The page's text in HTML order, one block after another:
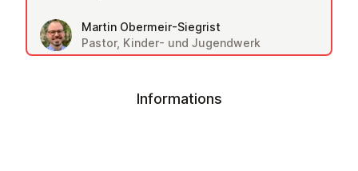
Martin Obermeir-Siegrist
Pastor, Kinder- und Jugendwerk
Informations